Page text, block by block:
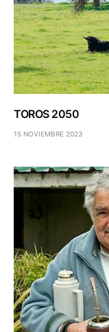
TOROS 2050
15 NOVIEMBRE 2023